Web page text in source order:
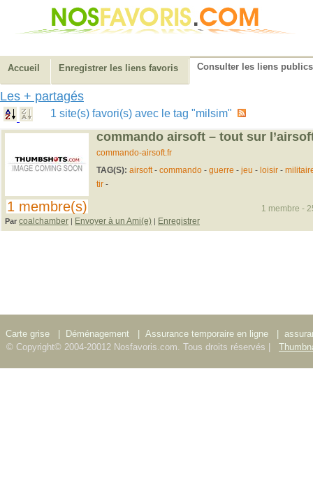
Accueil Enregistrer les liens favoris Consulter les liens publics
Les + partagés
1 site(s) favori(s) avec le tag "milsim"
1 membre(s)
commando airsoft – tout sur
commando-airsoft.fr
TAG(S): airsoft- commando- guerre - jeu - loisir-
tir -
Par coalchamber | Envoyer à un Ami(e) | Enregistrer
1 membre -
Carte grise Déménagement Assurance temporaire en ligne
© Copyright© 2004-20012 Nosfavoris.com. Tous droits réservés |